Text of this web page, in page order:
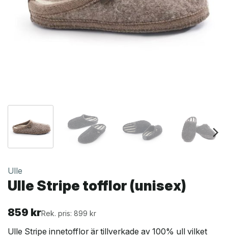
Ulle
Ulle Stripe tofflor (unisex)
859 krRek. pris: 899 kr
Ulle Stripe innetofflor är tillverkade av 100% ull vilket